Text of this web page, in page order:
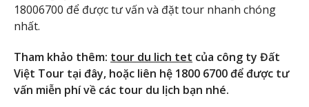
18006700 để được tư vấn và đặt tour nhanh chóng
nhất.
Tham khảo thêm: tour du lich tet của công ty Đất
Việt Tour tại đây, hoặc liên hệ 1800 6700 để được tư
vấn miễn phí về các tour du lịch bạn nhé.